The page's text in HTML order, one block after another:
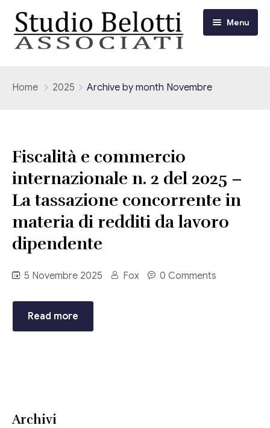
Menu
Contabilità
Adempimenti Dichiarativi e Fiscali
Contrattualistica Varia
Consulenza Societaria
Consulenza del Lavoro
Revisione legale
Circolari
Circolari Flash
Eventi
Corsi FAD
Video/Tv
Università
Press
Riviste
Home 2025 Archive by month Novembre
Fiscalità e commercio
internazionale n. 2 del 2025 –
La tassazione concorrente in
materia di redditi da lavoro
dipendente
5 Novembre 2025 Fox 0 Comments
Read more
Archivi